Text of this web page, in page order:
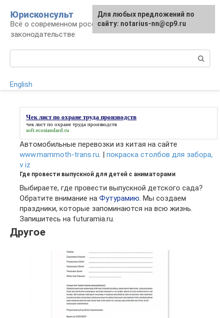
контенту
Юрисконсульт
Всё о современном российском
законодательстве
English
Чек лист по охране труда производств
чек лист по охране труда производств
soft.ecostandard.ru
Автомобильные перевозки из китая на сайте
www.mammoth-trans.ru. | покраска столбов для забора,
v iz
Где провести выпускной для детей с аниматорами
Выбираете, где провести выпускной детского сада?
Обратите внимание на Футурамию. Мы создаем
праздники, которые запоминаются на всю жизнь.
Запишитесь на futuramia.ru.
Другое
Для любых предложений по
сайту: notarius-nn@cp9.ru